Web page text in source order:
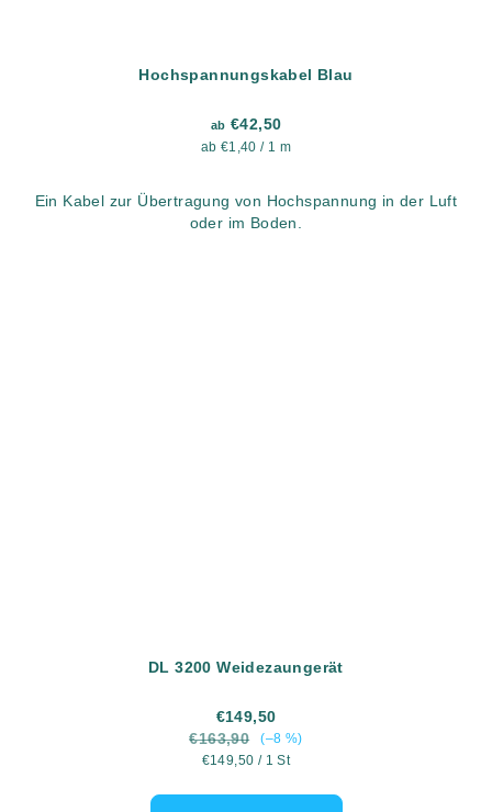
Hochspannungskabel Blau
ab €42,50
Verkaufspreis:
ab €1,40 / 1 m
Ein Kabel zur Übertragung von Hochspannung in der Luft
oder im Boden.
DL 3200 Weidezaungerät
€149,50
€163,90
(–8 %)
Verkaufspreis:
€149,50 / 1 St